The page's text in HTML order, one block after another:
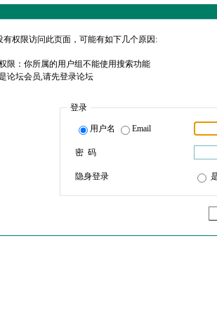
有权限访问此页面，可能有如下几个原因:
限：你所属的用户组不能使用搜索功能
论坛会员,请先登录论坛
登录
用户名 Email
密 码
隐身登录